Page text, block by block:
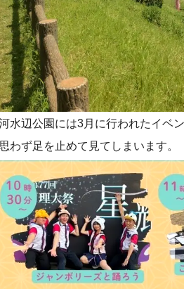
水辺公園には3月に行われたイベ
わず足を止めて見てしまいます。